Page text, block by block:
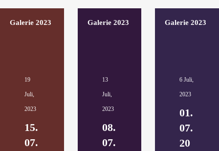
Galerie 2023
19
Juli,
2023
15.
07.
Galerie 2023
13
Juli,
2023
08.
07.
Galerie 2023
6 Juli,
2023
01.
07.
20